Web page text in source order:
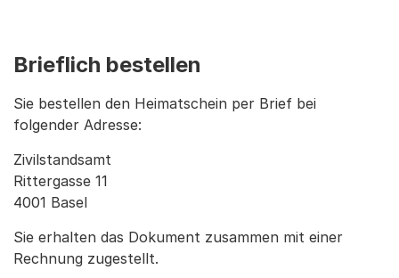
Brieflich bestellen
Sie bestellen den Heimatschein per Brief bei
folgender Adresse:
Zivilstandsamt
Rittergasse 11
4001 Basel
Sie erhalten das Dokument zusammen mit einer
Rechnung zugestellt.